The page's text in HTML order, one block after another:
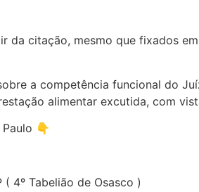
da citação, mesmo que fixados
a competência funcional do
alimentar excutida, com
👇
4º Tabelião de Osasco )